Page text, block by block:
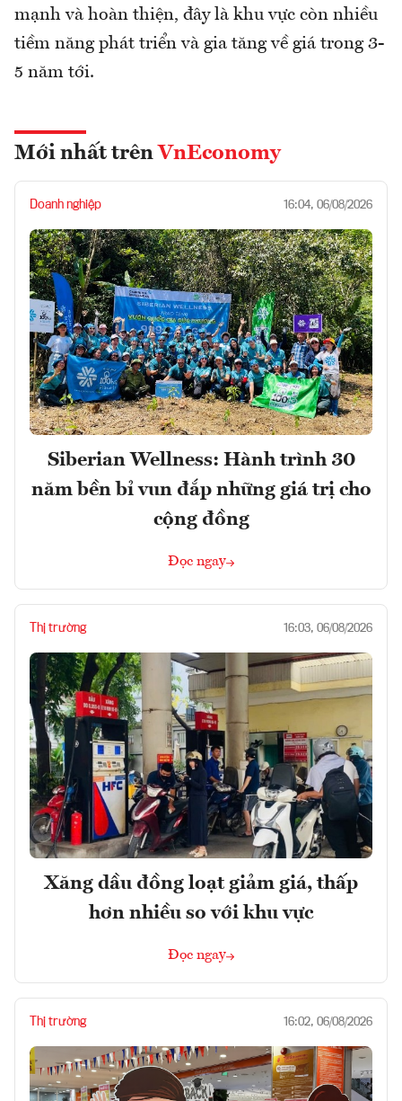
mạnh và hoàn thiện, đây là khu vực còn nhiều
tiềm năng phát triển và gia tăng về giá trong 3-
5 năm tới.
Mới nhất trên VnEconomy
Doanh nghiệp 16:04, 06/08/2026
Siberian Wellness: Hành trình 30
năm bền bỉ vun đắp những giá trị cho
cộng đồng
Đọc ngay
Thị trường 16:03, 06/08/2026
Xăng dầu đồng loạt giảm giá, thấp
hơn nhiều so với khu vực
Đọc ngay
Thị trường 16:02, 06/08/2026